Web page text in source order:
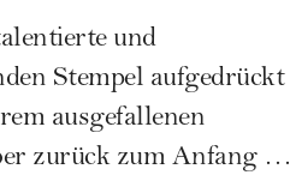
und
Stempel aufgedrückt
ausgefallenen
zurück zum Anfang …